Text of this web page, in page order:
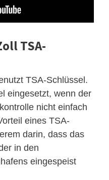
TSA-
TSA-Schlüssel.
eingesetzt, wenn der
nicht einfach
eines TSA-
darin, dass das
in den
eingespeist